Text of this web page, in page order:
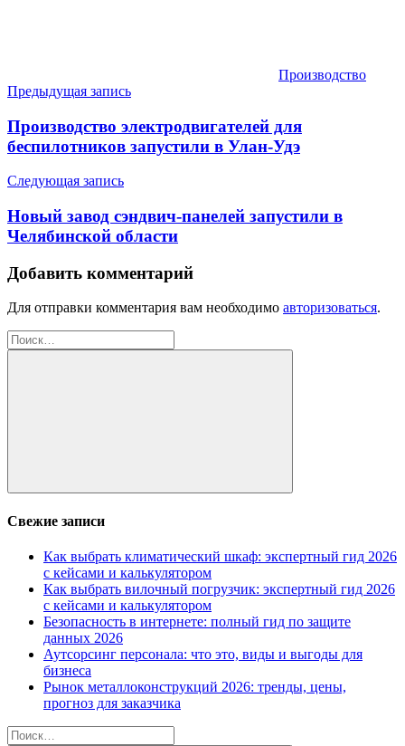
Производство
Навигация
по
записям
Предыдущая запись
Производство электродвигателей для
беспилотников запустили в Улан-Удэ
Следующая запись
Новый завод сэндвич-панелей запустили в
Челябинской области
Добавить комментарий
Для отправки комментария вам необходимо авторизоваться.
Найти:
Поиск
Свежие записи
Как выбрать климатический шкаф: экспертный гид 2026
с кейсами и калькулятором
Как выбрать вилочный погрузчик: экспертный гид 2026
с кейсами и калькулятором
Безопасность в интернете: полный гид по защите
данных 2026
Аутсорсинг персонала: что это, виды и выгоды для
бизнеса
Рынок металлоконструкций 2026: тренды, цены,
прогноз для заказчика
Найти: